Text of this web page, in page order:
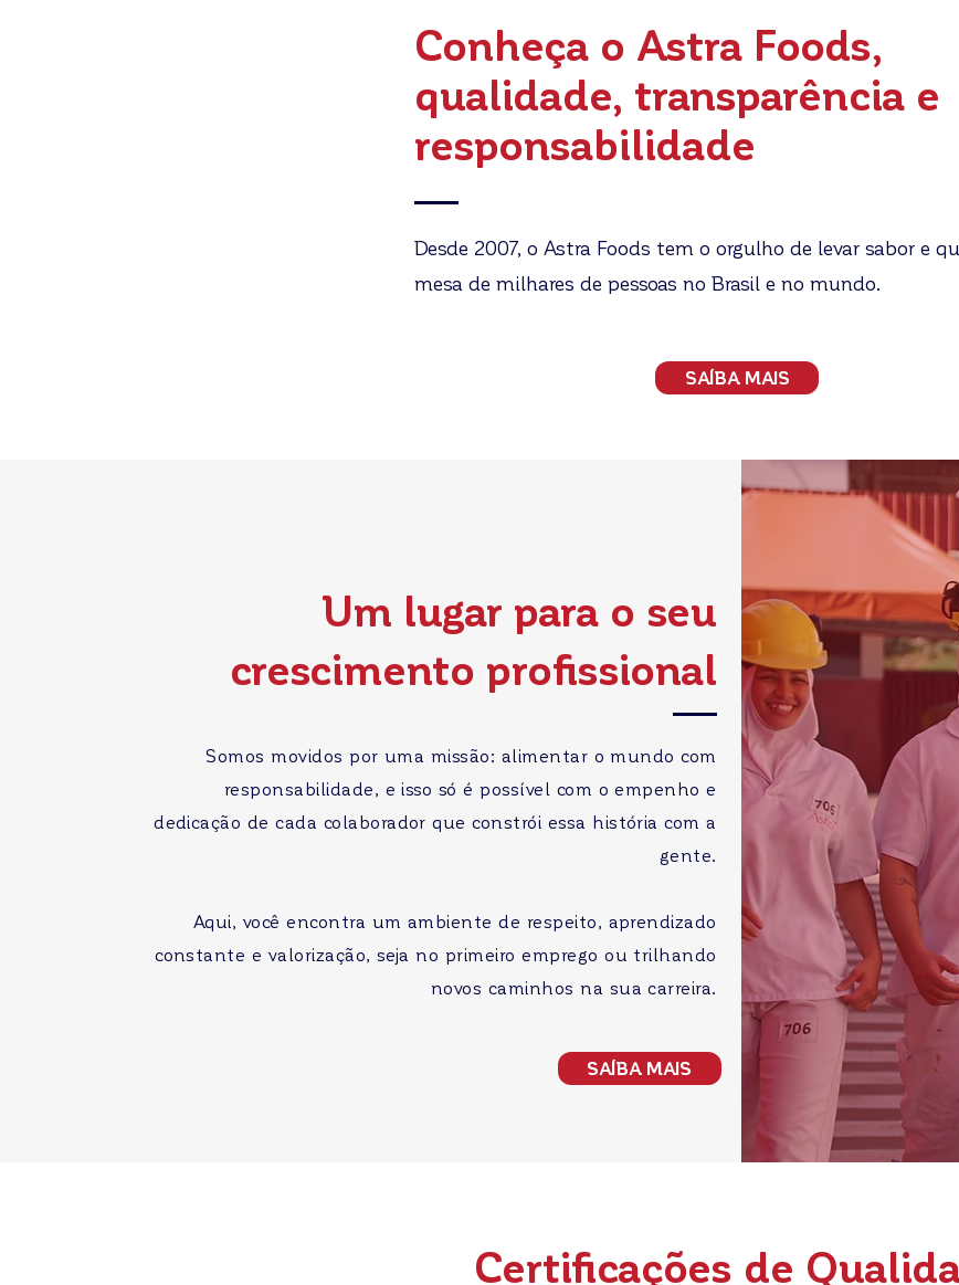
Conheça o Astra Foods,
qualidade, transparência e
responsabilidade
Desde 2007, o Astra Foods tem o orgulho de levar sabor e
mesa de milhares de pessoas no Brasil e no mundo.
SAÍBA MAIS
Um lugar para o seu
crescimento profissional
Somos movidos por uma missão: alimentar o mundo com
responsabilidade, e isso só é possível com o empenho e
dedicação de cada colaborador que constrói essa história com a
gente.
Aqui, você encontra um ambiente de respeito, aprendizado
constante e valorização, seja no primeiro emprego ou trilhando
novos caminhos na sua carreira.
SAÍBA MAIS
Certificações de